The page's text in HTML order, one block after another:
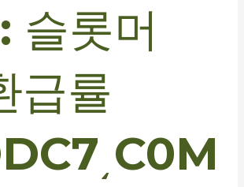
슬롯머
급률